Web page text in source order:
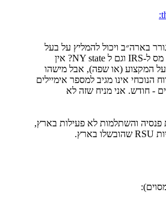
בארה״ב ויכול להמליץ על בעל
מקצוע להגשת דוחות מס ל-IRS וגם ל NY state? אין
המקצוע (או שפה), אבל מישהו
הנוכחי אינו מגיב למספר אימיילים
- חודש. אני מניח שזה לא
פנסיה והשתלמות לא פעילות בארץ,